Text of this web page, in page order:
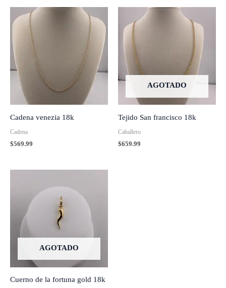
Cadena venezia 18k
Cadena
$569.99
AGOTADO
Tejido San francisco 18k
Caballero
$659.99
AGOTADO
Cuerno de la fortuna gold 18k